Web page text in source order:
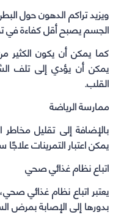
ويزيد تراكم الدهون حول
الجسم يصبح أقل كفاءة في
كما يمكن أن يكون
يمكن أن يؤدي إلى تلف
القلب.
ممارسة الرياضة
يمكن اعتبار التمرينات
اتباع نظام غذائي صحي
يعتبر اتباع نظام غذائي
بدورها إلى الإصابة بمرض